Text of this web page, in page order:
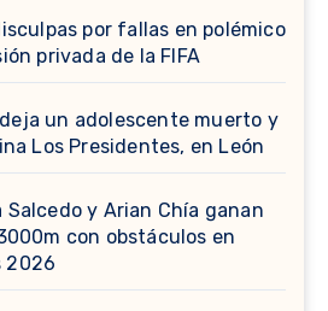
por fallas en polémico
privada de la FIFA
un adolescente muerto y
Los Presidentes, en León
Salcedo y Arian Chía ganan
con obstáculos en
2026